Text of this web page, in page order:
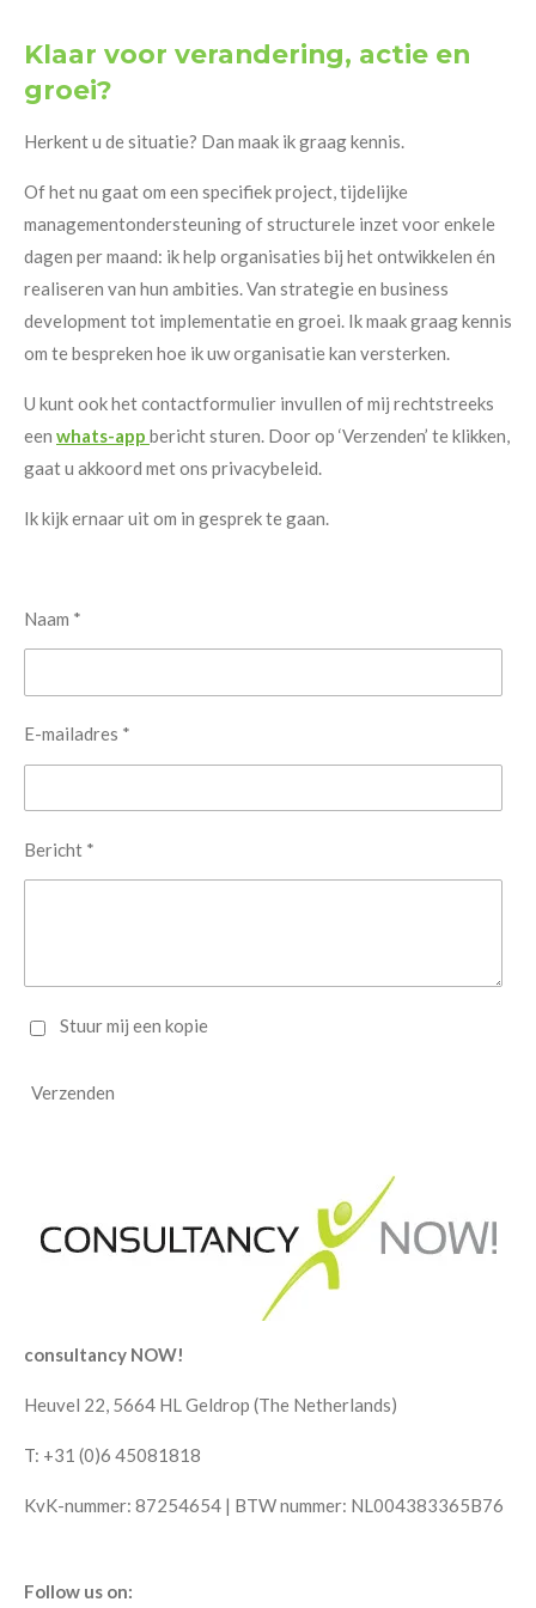
Klaar voor verandering, actie en
groei?
Herkent u de situatie? Dan maak ik graag kennis.
Of het nu gaat om een specifiek project, tijdelijke
managementondersteuning of structurele inzet voor enkele
dagen per maand: ik help organisaties bij het ontwikkelen én
realiseren van hun ambities. Van strategie en business
development tot implementatie en groei. Ik maak graag kennis
om te bespreken hoe ik uw organisatie kan versterken.
U kunt ook het contactformulier invullen of mij rechtstreeks
een whats-app bericht sturen. Door op ‘Verzenden’ te klikken,
gaat u akkoord met ons privacybeleid.
Ik kijk ernaar uit om in gesprek te gaan.
Naam *
E-mailadres *
Bericht *
Stuur mij een kopie
Verzenden
consultancy NOW!
Heuvel 22, 5664 HL Geldrop (The Netherlands)
T: +31 (0)6 45081818
KvK-nummer: 87254654 | BTW nummer: NL004383365B76
Follow us on: